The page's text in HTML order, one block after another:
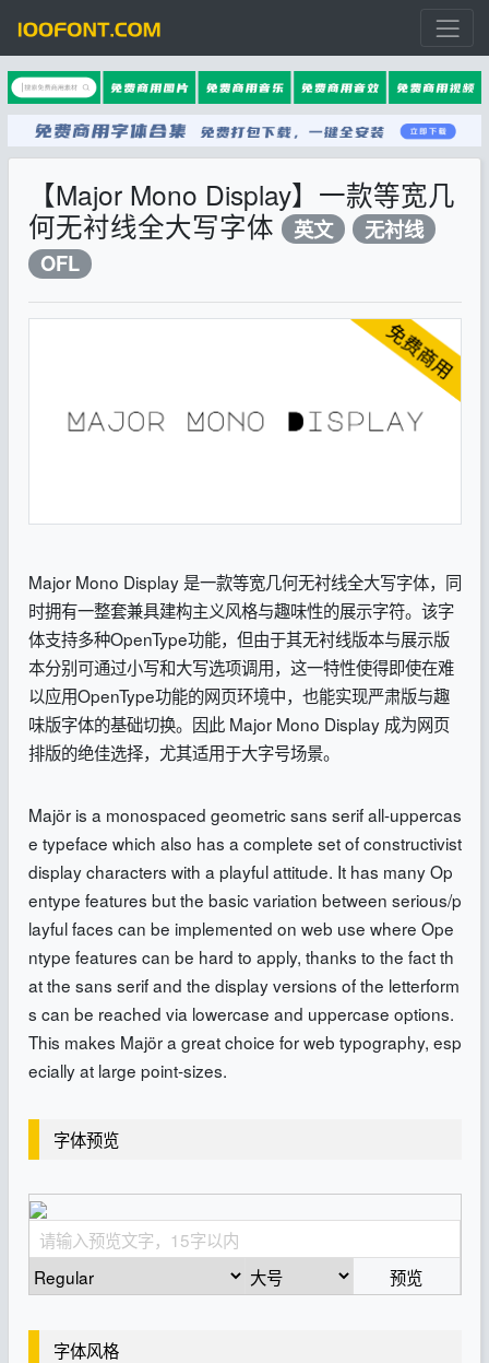
【Major Mono Display】一款等宽几
何无衬线全大写字体
英文
无衬线
OFL
Major Mono Display 是一款等宽几何无衬线全大写字体，同
时拥有一整套兼具建构主义风格与趣味性的展示字符。该字
体支持多种OpenType功能，但由于其无衬线版本与展示版
本分别可通过小写和大写选项调用，这一特性使得即使在难
以应用OpenType功能的网页环境中，也能实现严肃版与趣
味版字体的基础切换。因此 Major Mono Display 成为网页
排版的绝佳选择，尤其适用于大字号场景。
Majör is a monospaced geometric sans serif all-uppercas
e typeface which also has a complete set of constructivist
display characters with a playful attitude. It has many Op
entype features but the basic variation between serious/p
layful faces can be implemented on web use where Ope
ntype features can be hard to apply, thanks to the fact th
at the sans serif and the display versions of the letterform
s can be reached via lowercase and uppercase options.
This makes Majör a great choice for web typography, esp
ecially at large point-sizes.
字体预览
预览
字体风格